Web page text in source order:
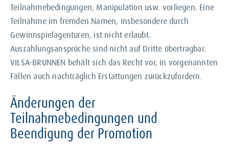
Teilnahmebedingungen, Manipulation usw. vorliegen. Eine
Teilnahme im fremden Namen, insbesondere durch
Gewinnspielagenturen, ist nicht erlaubt.
Auszahlungsansprüche sind nicht auf Dritte übertragbar.
VILSA-BRUNNEN behält sich das Recht vor, in vorgenannten
Fällen auch nachträglich Erstattungen zurückzufordern.
Änderungen der
Teilnahmebedingungen und
Beendigung der Promotion